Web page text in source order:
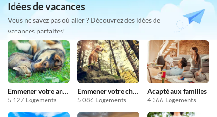
Idées de vacances
Vous ne savez pas où aller ? Découvrez des idées de
vacances parfaites!
Emmener votre animal en vacances
5 127 Logements
Emmener votre chien en vacances
5 086 Logements
Adapté aux familles
4 366 Logements